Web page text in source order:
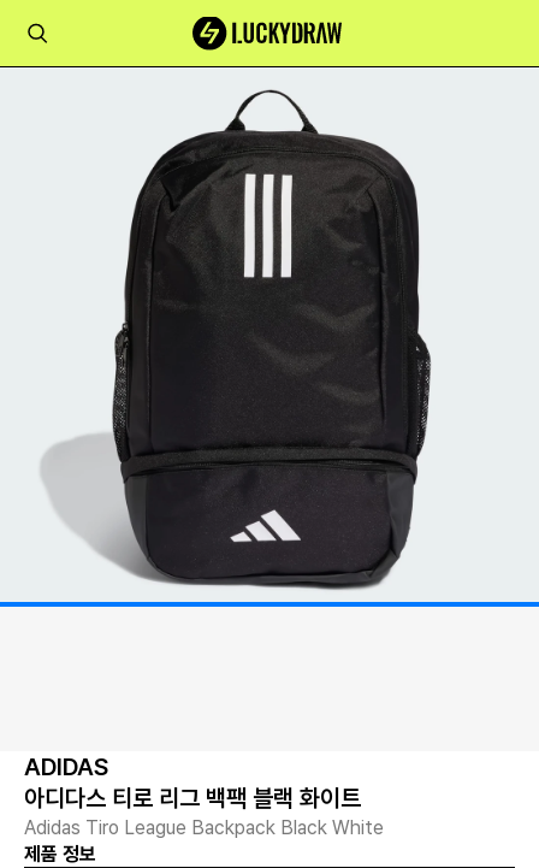
ADIDAS
아디다스 티로 리그 백팩 블랙 화이트
Adidas Tiro League Backpack Black White
제품 정보